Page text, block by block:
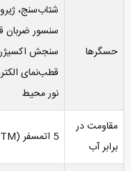
حسگرها
شتاب‌سنج،
سنسور ضربان
سنجش
قطب‌نمای
نور محیط
مقاومت در
برابر آب
5 اتمسفر (5ATM)